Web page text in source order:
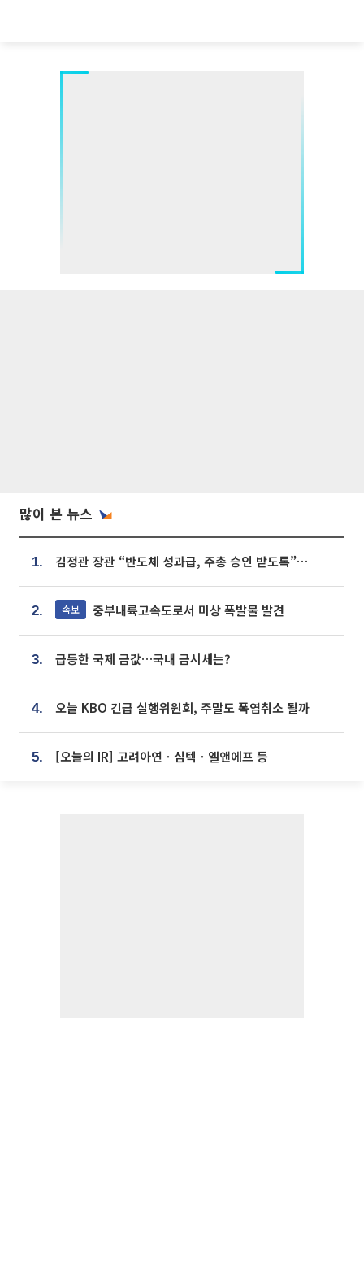
많이 본 뉴스
1. 김정관 장관 “반도체 성과급, 주총 승인 받도록”…상법·자본시장법 개정 시사
2. 속보 중부내륙고속도로서 미상 폭발물 발견
3. 급등한 국제 금값…국내 금시세는?
4. 오늘 KBO 긴급 실행위원회, 주말도 폭염취소 될까
5. [오늘의 IR] 고려아연ㆍ심텍ㆍ엘앤에프 등